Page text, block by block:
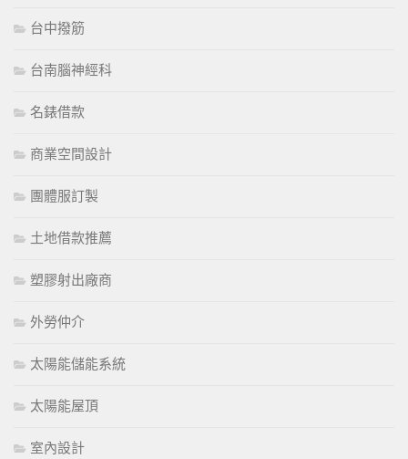
台中撥筋
台南腦神經科
名錶借款
商業空間設計
團體服訂製
土地借款推薦
塑膠射出廠商
外勞仲介
太陽能儲能系統
太陽能屋頂
室內設計